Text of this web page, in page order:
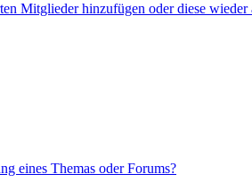
Mitglieder hinzufügen oder diese wieder
eines Themas oder Forums?